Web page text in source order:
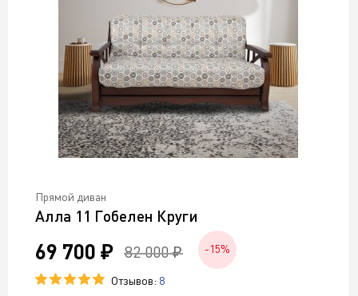
Прямой диван
Алла 11 Гобелен Круги
69 700 ₽ 82 000 ₽ -15%
Отзывов: 8